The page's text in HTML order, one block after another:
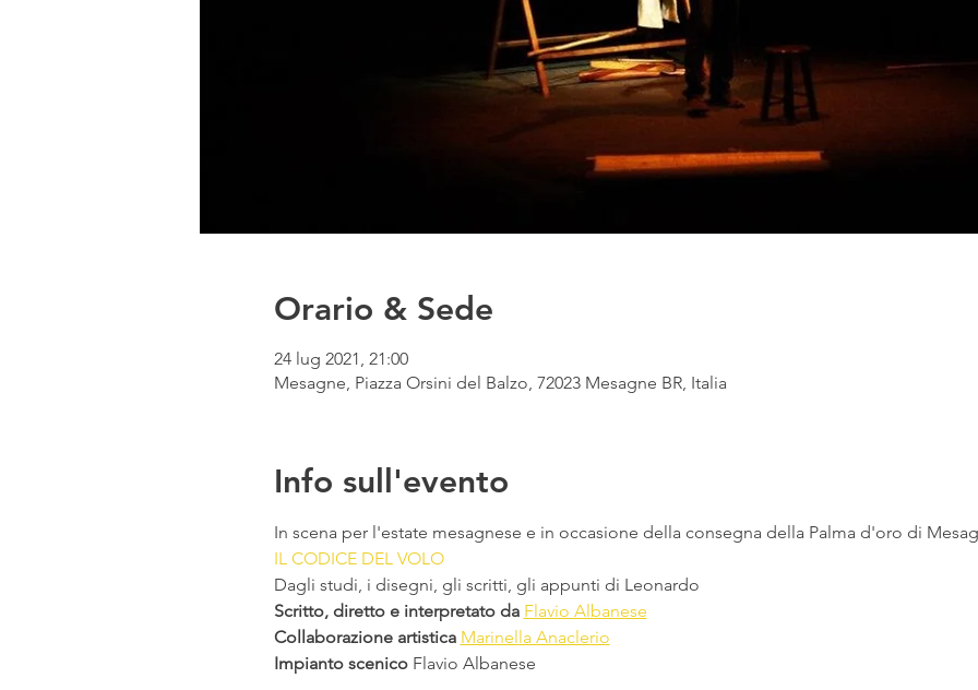
Orario & Sede
24 lug 2021, 21:00
Mesagne, Piazza Orsini del Balzo, 72023 Mesagne BR, Italia
Info sull'evento
In scena per l'estate mesagnese e in occasione della consegna della Palma d'oro di
IL CODICE DEL VOLO
Dagli studi, i disegni, gli scritti, gli appunti di Leonardo
Scritto, diretto e interpretato da Flavio Albanese
Collaborazione artistica Marinella Anaclerio
Impianto scenico Flavio Albanese